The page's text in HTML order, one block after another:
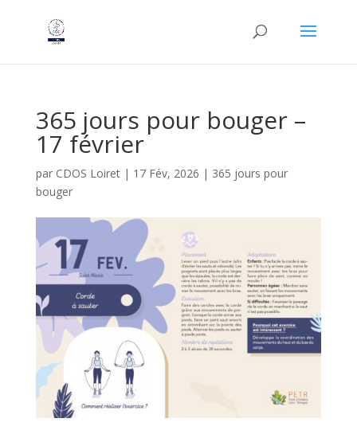
365 jours pour bouger –
17 février
par CDOS Loiret| 17 Fév, 2026 | 365 jours pour
bouger